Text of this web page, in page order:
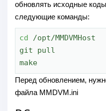
обновлять исходные
следующие команды:
cd /opt/MMDVMHost
git pull
make
Перед обновлением,
файла MMDVM.ini